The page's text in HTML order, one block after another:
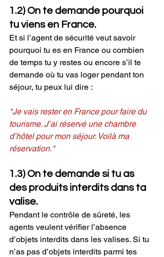
1.2) On te demande pourquoi
tu viens en France.
Et si l’agent de sécurité veut savoir
pourquoi tu es en France ou combien
de temps tu y restes ou encore s’il te
demande où tu vas loger pendant ton
séjour, tu peux lui dire :
"Je vais rester en France pour faire du
tourisme. J’ai réservé une chambre
d’hôtel pour mon séjour. Voilà ma
réservation."
1.3) On te demande si tu as
des produits interdits dans ta
valise.
Pendant le contrôle de sûreté, les
agents veulent vérifier l’absence
d’objets interdits dans les valises. Si tu
n’as pas d’objets interdits parmi tes